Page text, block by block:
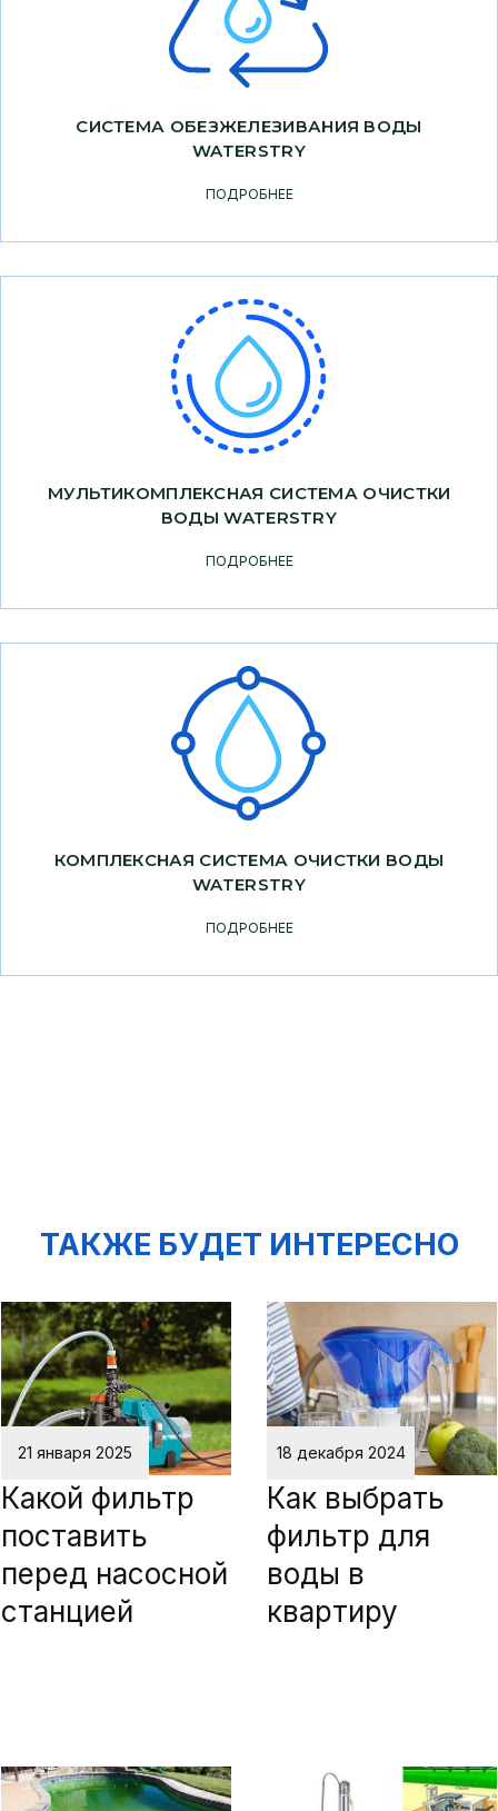
СИСТЕМА ОБЕЗЖЕЛЕЗИВАНИЯ ВОДЫ
WATERSTRY
ПОДРОБНЕЕ
МУЛЬТИКОМПЛЕКСНАЯ СИСТЕМА ОЧИСТКИ
ВОДЫ WATERSTRY
ПОДРОБНЕЕ
КОМПЛЕКСНАЯ СИСТЕМА ОЧИСТКИ ВОДЫ
WATERSTRY
ПОДРОБНЕЕ
ТАКЖЕ БУДЕТ ИНТЕРЕСНО
21 января 2025
Какой фильтр
поставить
перед насосной
станцией
18 декабря 2024
Как выбрать
фильтр для
воды в
квартиру